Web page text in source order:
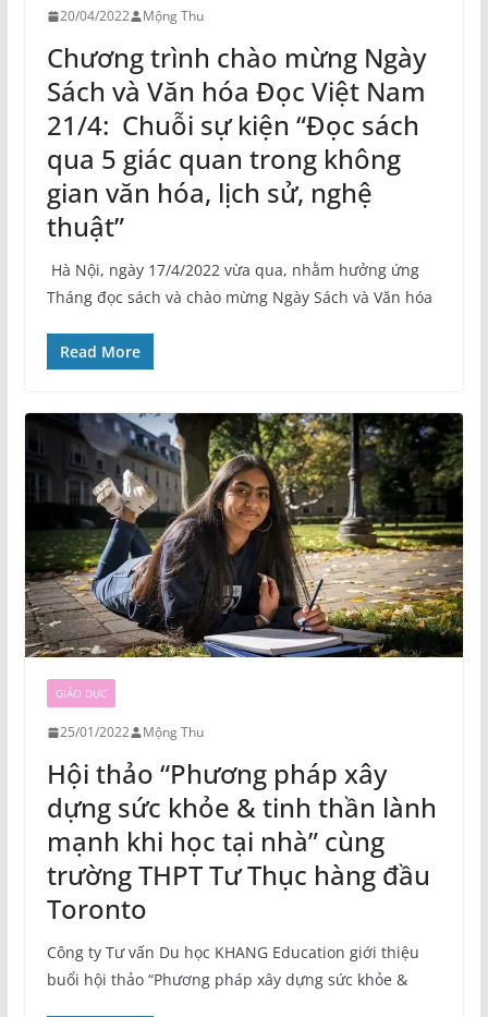
20/04/2022 Mộng Thu
Chương trình chào mừng Ngày
Sách và Văn hóa Đọc Việt Nam
21/4: Chuỗi sự kiện “Đọc sách
qua 5 giác quan trong không
gian văn hóa, lịch sử, nghệ
thuật”
Hà Nội, ngày 17/4/2022 vừa qua, nhằm hưởng ứng
Tháng đọc sách và chào mừng Ngày Sách và Văn hóa
Read More
GIÁO DỤC
25/01/2022 Mộng Thu
Hội thảo “Phương pháp xây
dựng sức khỏe & tinh thần lành
mạnh khi học tại nhà” cùng
trường THPT Tư Thục hàng đầu
Toronto
Công ty Tư vấn Du học KHANG Education giới thiệu
buổi hội thảo “Phương pháp xây dựng sức khỏe &